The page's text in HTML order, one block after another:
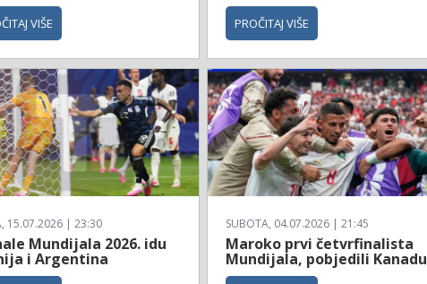
VIŠE PROČITAJ VIŠE
15.07.2026 | 23:30
Mundijala 2026. idu
i Argentina
SUBOTA, 04.07.2026 | 21:45
Maroko prvi četvrfinalista
Mundijala, pobjedili Kanadu